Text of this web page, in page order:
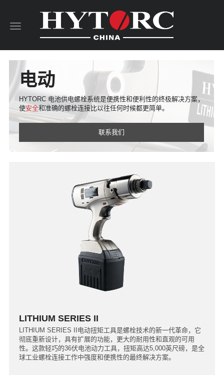
Toggle
电动
HYTORC 电池供电螺栓系统是便携性和便利性的终极解决方案，
使安全和准确的螺栓连接比以往任何时候都更简单。
联系我们
LITHIUM SERIES II
LITHIUM SERIES II电动扭矩工具是螺栓技术的新一代革命，它
彻底重新设计，具有扩展的功能，更大的耐用性和直观的可用
性。这款轻巧的36伏电池动力工具，扭矩高达5,000英尺磅，是全
球工业螺栓连接工作中强度和便携性的最终解决方案。